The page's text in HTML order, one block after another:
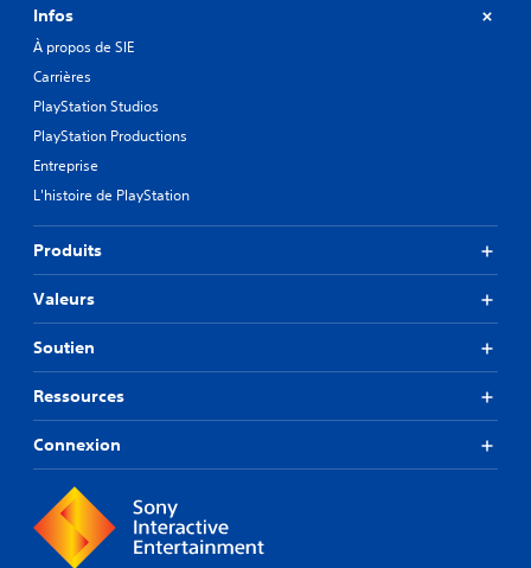
Infos
À propos de SIE
Carrières
PlayStation Studios
PlayStation Productions
Entreprise
L'histoire de PlayStation
Produits
Valeurs
Soutien
Ressources
Connexion